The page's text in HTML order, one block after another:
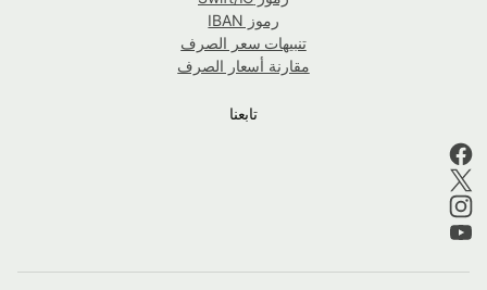
رموز IBAN
تنبيهات سعر الصرف
مقارنة أسعار الصرف
تابعنا